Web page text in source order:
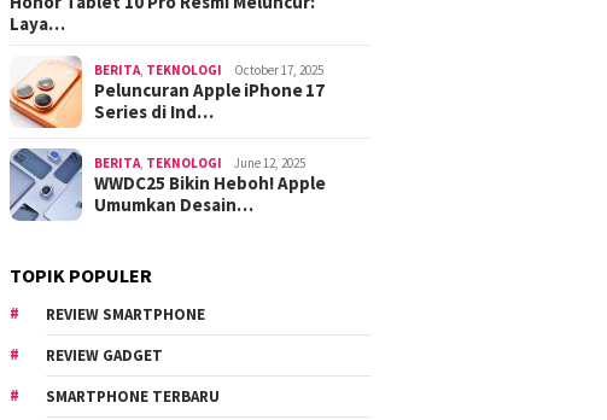
Laya…
BERITA TEKNOLOGI October 17, 2025
Peluncuran Apple iPhone 17
Series di Ind…
BERITA TEKNOLOGI June 12, 2025
WWDC25 Bikin Heboh! Apple
Umumkan Desain…
TOPIK POPULER
REVIEW SMARTPHONE
REVIEW GADGET
SMARTPHONE TERBARU